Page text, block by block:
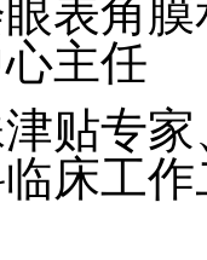
表角
主任
贴专
床工